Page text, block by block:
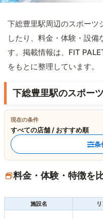
下総豊里駅周辺のスポーツ
したり、料金・体験・設備
す。掲載情報は、FIT
をもとに整理しています。
下総豊里駅のスポー
現在の条件
すべての店舗 / おすすめ順
条
料金・体験・特徴を
施設名